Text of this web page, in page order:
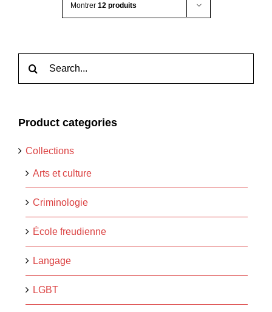
Montrer 12 produits
Product categories
Collections
Arts et culture
Criminologie
École freudienne
Langage
LGBT